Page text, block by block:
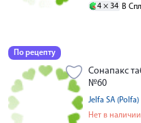
4 × 34 В
По рецепту
Сонапакс
№60
Jelfa SA (Polfa)
Нет в наличии